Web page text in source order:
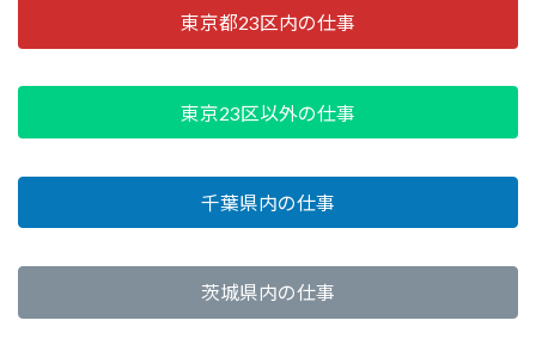
東京都23区内の仕事
東京23区以外の仕事
千葉県内の仕事
茨城県内の仕事